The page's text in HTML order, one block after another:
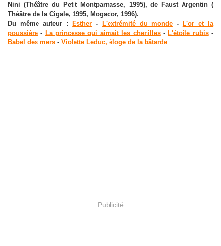
Nini (Théâtre du Petit Montparnasse, 1995), de Faust Argentin (
Théâtre de la Cigale, 1995, Mogador, 1996).
Du même auteur :
Esther - L'extrémité du monde-
L'or et la
poussière - La princesse qui aimait les chenilles- L'étoile rubis-
Babel des mers - Violette Leduc, éloge de la bâtarde
Publicité